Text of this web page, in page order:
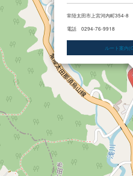
常陸太田市上宮河内町354-8
電話 0294-76-9918
ルート案内